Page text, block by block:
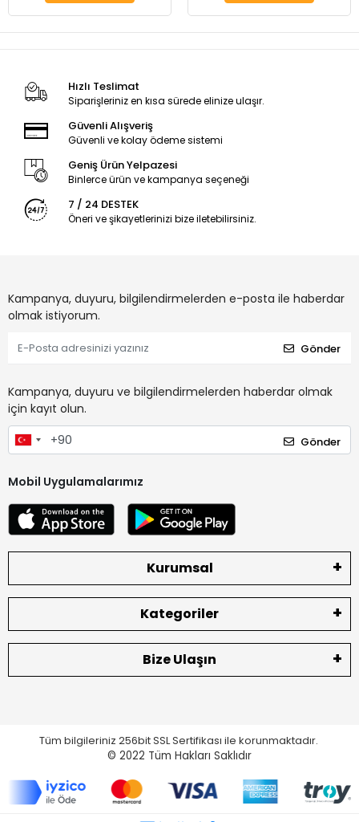
Hızlı Teslimat
Siparişleriniz en kısa sürede elinize ulaşır.
Güvenli Alışveriş
Güvenli ve kolay ödeme sistemi
Geniş Ürün Yelpazesi
Binlerce ürün ve kampanya seçeneği
7 / 24 DESTEK
Öneri ve şikayetlerinizi bize iletebilirsiniz.
Kampanya, duyuru, bilgilendirmelerden e-posta ile haberdar
olmak istiyorum.
Gönder
Kampanya, duyuru ve bilgilendirmelerden haberdar olmak
için kayıt olun.
Gönder
Mobil Uygulamalarımız
Kurumsal
Kategoriler
Bize Ulaşın
Tüm bilgileriniz 256bit SSL Sertifikası ile korunmaktadır.
© 2022 Tüm Hakları Saklıdır